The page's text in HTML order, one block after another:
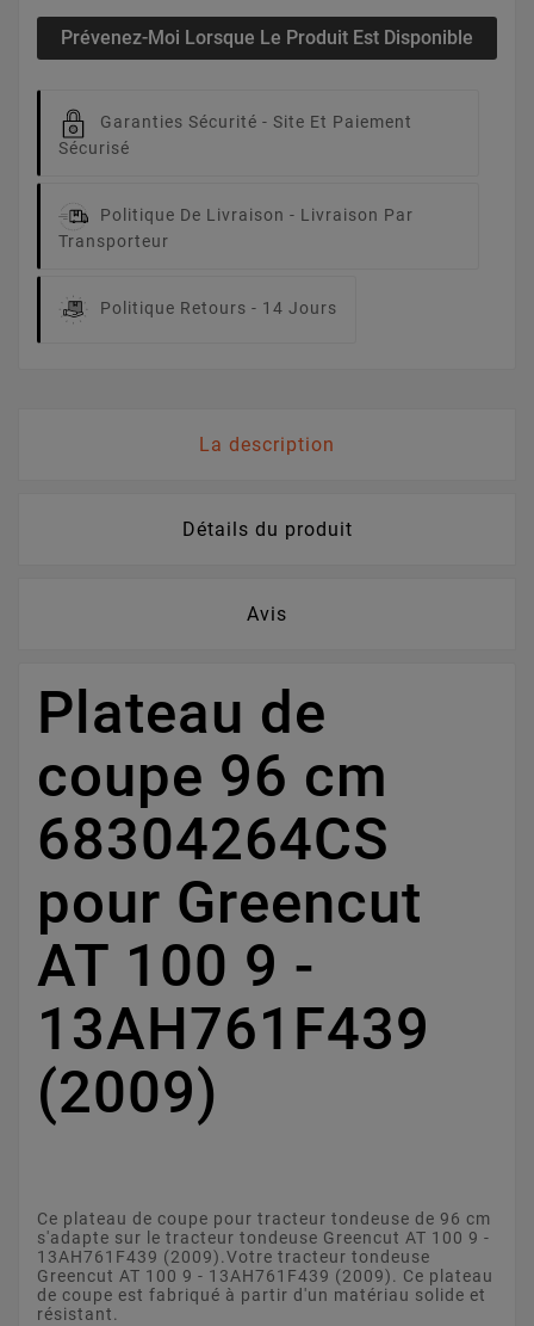
Prévenez-Moi Lorsque Le Produit Est Disponible
Garanties Sécurité - Site Et Paiement
Sécurisé
Politique De Livraison - Livraison Par
Transporteur
Politique Retours - 14 Jours
La description
Détails du produit
Avis
Plateau de
coupe 96 cm
68304264CS
pour Greencut
AT 100 9 -
13AH761F439
(2009)
Ce plateau de coupe pour tracteur tondeuse de 96 cm
s'adapte sur le tracteur tondeuse Greencut AT 100 9 -
13AH761F439 (2009).Votre tracteur tondeuse
Greencut AT 100 9 - 13AH761F439 (2009). Ce plateau
de coupe est fabriqué à partir d'un matériau solide et
résistant.